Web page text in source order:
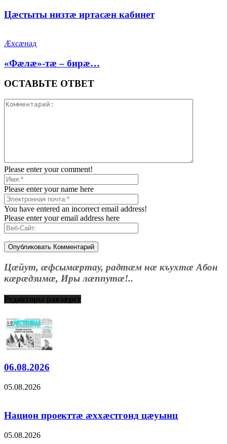
Цæстыты низтæ иртасæн кабинет
Æхсæнад
«Фæлæ»-тæ – бирæ…
ОСТАВЬТЕ ОТВЕТ
Please enter your comment!
Please enter your name here
You have entered an incorrect email address!
Please enter your email address here
Цæйут, æфсымæртау, радтæм нæ къухтæ Абон
кæрæдзимæ, Иры лæппутæ!..
Редакторы равзæрст
06.08.2026
05.08.2026
Национ проекттæ æххæстгонд цæуынц
05.08.2026